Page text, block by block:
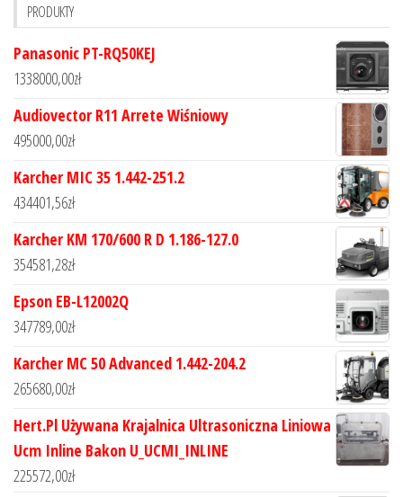
PRODUKTY
Panasonic PT-RQ50KEJ
1338000,00zł
Audiovector R11 Arrete Wiśniowy
495000,00zł
Karcher MIC 35 1.442-251.2
434401,56zł
Karcher KM 170/600 R D 1.186-127.0
354581,28zł
Epson EB-L12002Q
347789,00zł
Karcher MC 50 Advanced 1.442-204.2
265680,00zł
Hert.Pl Używana Krajalnica Ultrasoniczna Liniowa
Ucm Inline Bakon U_UCMI_INLINE
225572,00zł